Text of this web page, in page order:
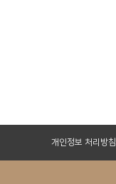
개인정보 처리방침